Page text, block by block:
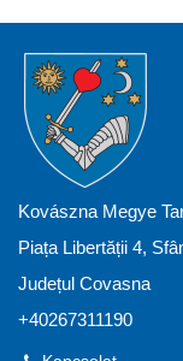
Kovászna Megye
Piața Libertății 4,
Județul Covasna
+40267311190